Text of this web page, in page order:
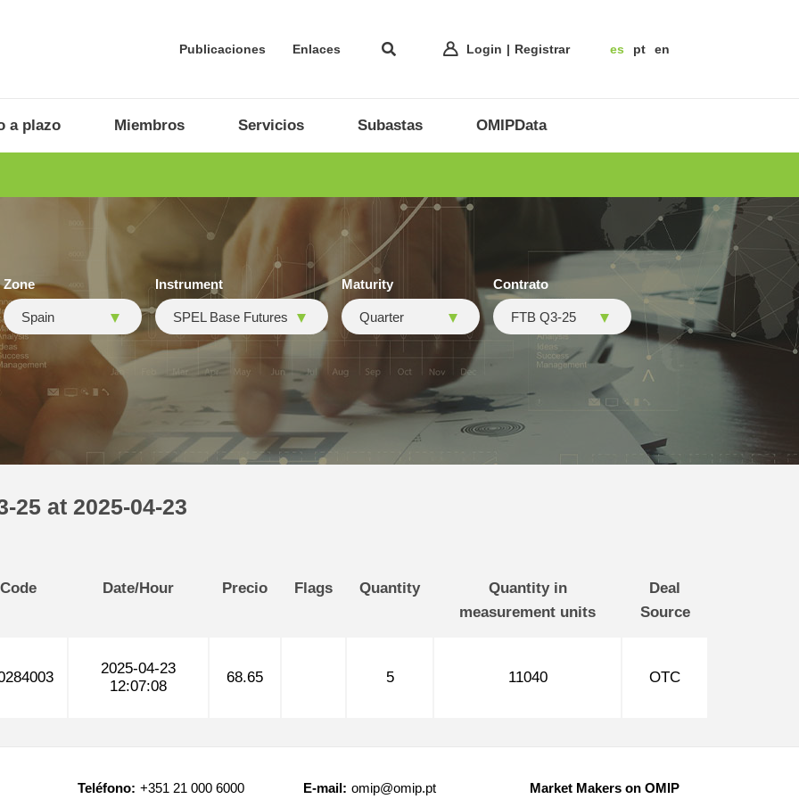
Publicaciones Enlaces Login Registrar es pt en
a plazo Miembros Servicios Subastas OMIPData
Zone
Spain
Instrument
SPEL Base Futures
Maturity
Quarter
Contrato
FTB Q3-25
25 at 2025-04-23
Date/Hour Precio Flags Quantity
Quantity in
measurement units
Deal
Source
2025-04-23
12:07:08
68.65 5 11040 OTC
Teléfono: +351 21 000 6000 E-mail: omip@omip.pt Market Makers on OMIP